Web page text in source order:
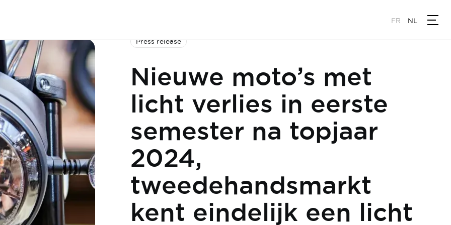
FR NL
Press release
Nieuwe moto’s met
licht verlies in eerste
semester na topjaar
2024,
tweedehandsmarkt
kent eindelijk een licht